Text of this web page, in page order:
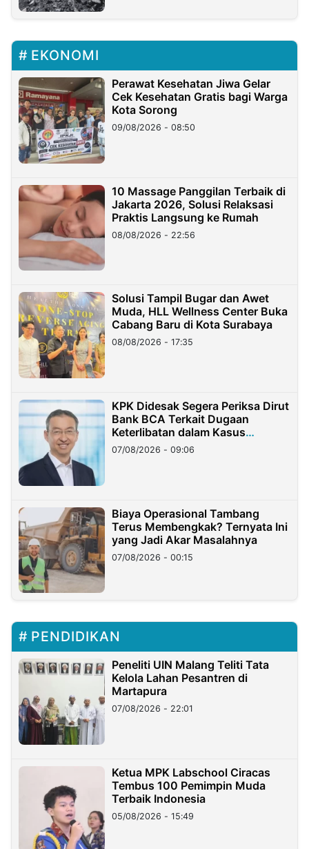
EKONOMI
Perawat Kesehatan Jiwa Gelar
Cek Kesehatan Gratis bagi Warga
Kota Sorong
09/08/2026 - 08:50
10 Massage Panggilan Terbaik di
Jakarta 2026, Solusi Relaksasi
Praktis Langsung ke Rumah
08/08/2026 - 22:56
Solusi Tampil Bugar dan Awet
Muda, HLL Wellness Center Buka
Cabang Baru di Kota Surabaya
08/08/2026 - 17:35
KPK Didesak Segera Periksa Dirut
Bank BCA Terkait Dugaan
Keterlibatan dalam Kasus
Hilangnya Dana Nasabah Rp2,58
Miliar
07/08/2026 - 09:06
Biaya Operasional Tambang
Terus Membengkak? Ternyata Ini
yang Jadi Akar Masalahnya
07/08/2026 - 00:15
PENDIDIKAN
Peneliti UIN Malang Teliti Tata
Kelola Lahan Pesantren di
Martapura
07/08/2026 - 22:01
Ketua MPK Labschool Ciracas
Tembus 100 Pemimpin Muda
Terbaik Indonesia
05/08/2026 - 15:49